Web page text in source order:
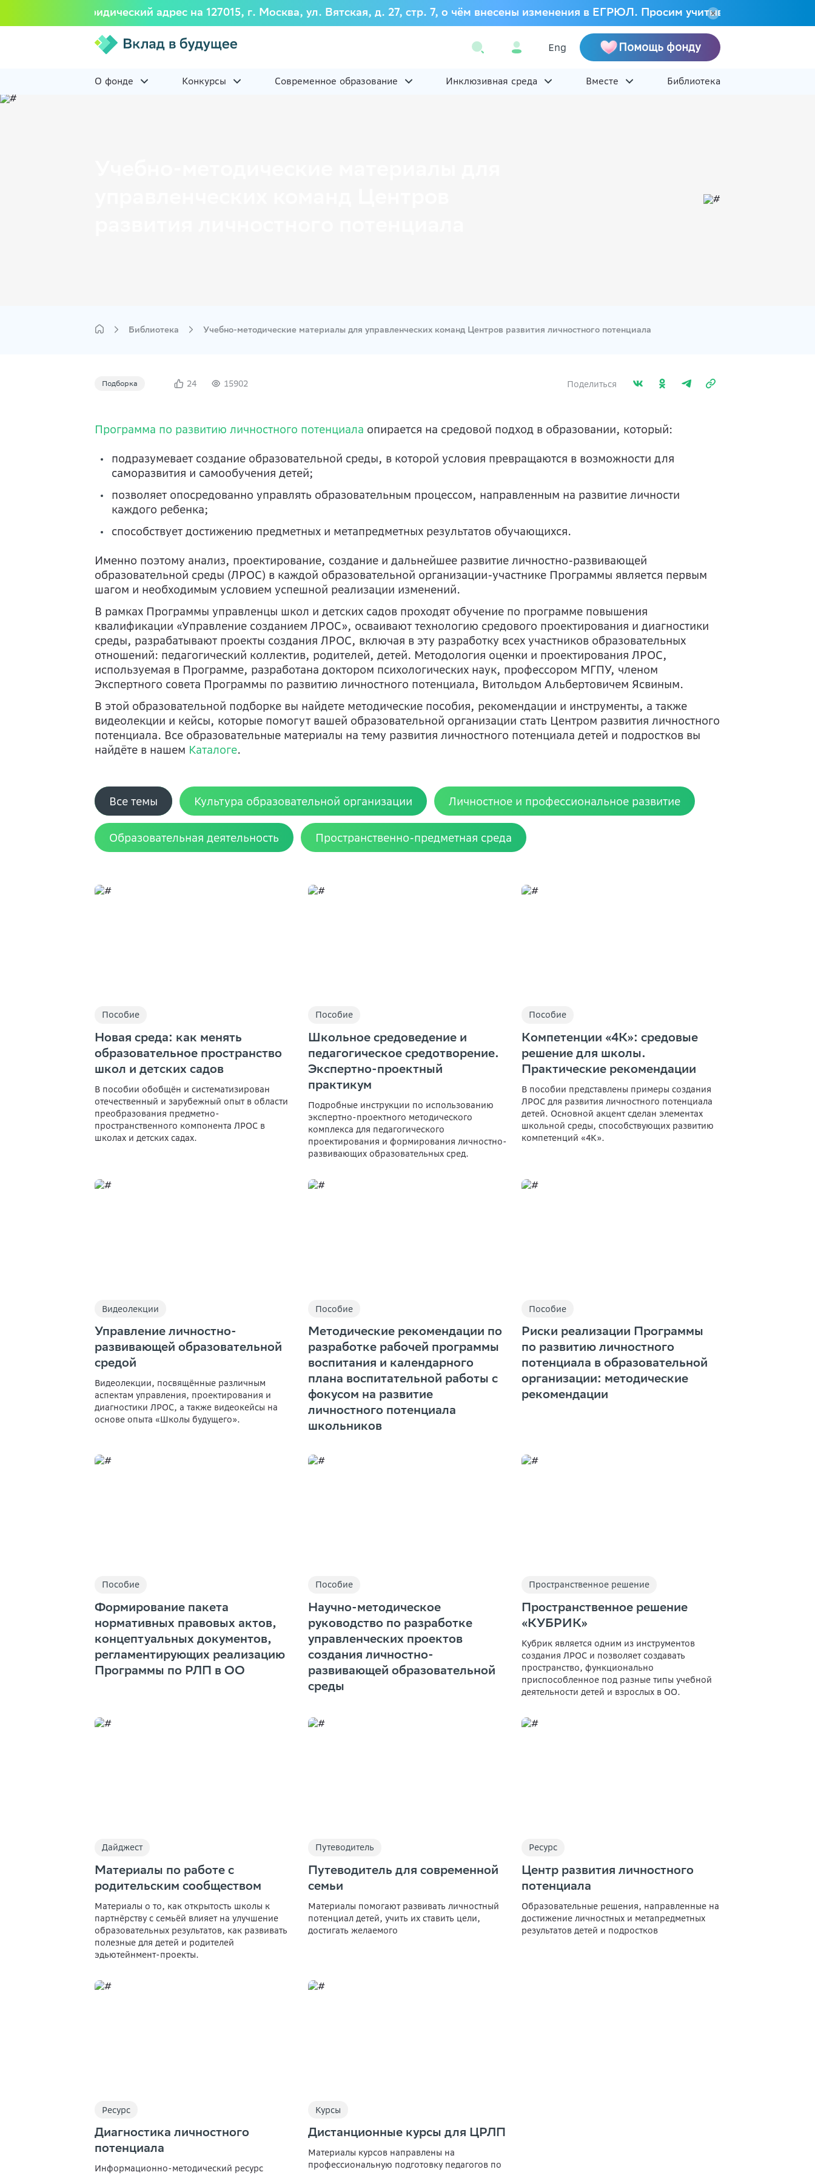
изменил юридический адрес на 127015, г. Москва, ул. Вятская, д. 27, стр. 7, о чём внесены изменения в ЕГРЮЛ. Просим учитывать это при
Eng Помощь фонду
О фонде Конкурсы Современное образование Инклюзивная среда Вместе Библиотека
Библиотека Учебно-методические материалы для управленческих команд Центров развития личностного потенциала
Подборка 24 15902 Поделиться
Программа по развитию личностного потенциала опирается на средовой подход в образовании, который:
подразумевает создание образовательной среды, в которой условия превращаются в возможности для
саморазвития и самообучения детей;
позволяет опосредованно управлять образовательным процессом, направленным на развитие личности
каждого ребенка;
способствует достижению предметных и метапредметных результатов обучающихся.
Именно поэтому анализ, проектирование, создание и дальнейшее развитие личностно-развивающей
образовательной среды (ЛРОС) в каждой образовательной организации-участнике Программы является первым
шагом и необходимым условием успешной реализации изменений.
В рамках Программы управленцы школ и детских садов проходят обучение по программе повышения
квалификации «Управление созданием ЛРОС», осваивают технологию средового проектирования и диагностики
среды, разрабатывают проекты создания ЛРОС, включая в эту разработку всех участников образовательных
отношений: педагогический коллектив, родителей, детей. Методология оценки и проектирования ЛРОС,
используемая в Программе, разработана доктором психологических наук, профессором МГПУ, членом
Экспертного совета Программы по развитию личностного потенциала, Витольдом Альбертовичем Ясвиным.
В этой образовательной подборке вы найдете методические пособия, рекомендации и инструменты, а также
видеолекции и кейсы, которые помогут вашей образовательной организации стать Центром развития личностного
потенциала. Все образовательные материалы на тему развития личностного потенциала детей и подростков вы
найдёте в нашем Каталоге.
Все темы Культура образовательной организации Личностное и профессиональное развитие
Образовательная деятельность Пространственно-предметная среда
Пособие
Новая среда: как менять
образовательное пространство
школ и детских садов
В пособии обобщён и систематизирован
отечественный и зарубежный опыт в области
преобразования предметно-
пространственного компонента ЛРОС в
школах и детских садах.
Пособие
Школьное средоведение и
педагогическое средотворение.
Экспертно-проектный
практикум
Подробные инструкции по использованию
экспертно-проектного методического
комплекса для педагогического
проектирования и формирования личностно-
развивающих образовательных сред.
Пособие
Компетенции «4К»: средовые
решение для школы.
Практические рекомендации
В пособии представлены примеры создания
ЛРОС для развития личностного потенциала
детей. Основной акцент сделан элементах
школьной среды, способствующих развитию
компетенций «4К».
Видеолекции
Управление личностно-
развивающей образовательной
средой
Видеолекции, посвящённые различным
аспектам управления, проектирования и
диагностики ЛРОС, а также видеокейсы на
основе опыта «Школы будущего».
Пособие
Методические рекомендации по
разработке рабочей программы
воспитания и календарного
плана воспитательной работы с
фокусом на развитие
личностного потенциала
школьников
Пособие
Риски реализации Программы
по развитию личностного
потенциала в образовательной
организации: методические
рекомендации
Пособие
Формирование пакета
нормативных правовых актов,
концептуальных документов,
регламентирующих реализацию
Программы по РЛП в ОО
Пособие
Научно-методическое
руководство по разработке
управленческих проектов
создания личностно-
развивающей образовательной
среды
Пространственное решение
Пространственное решение
«КУБРИК»
Кубрик является одним из инструментов
создания ЛРОС и позволяет создавать
пространство, функционально
приспособленное под разные типы учебной
деятельности детей и взрослых в ОО.
Дайджест
Материалы по работе с
родительским сообществом
Материалы о то, как открытость школы к
партнёрству с семьёй влияет на улучшение
образовательных результатов, как развивать
полезные для детей и родителей
эдьютейнмент-проекты.
Путеводитель
Путеводитель для современной
семьи
Материалы помогают развивать личностный
потенциал детей, учить их ставить цели,
достигать желаемого
Ресурс
Центр развития личностного
потенциала
Образовательные решения, направленные на
достижение личностных и метапредметных
результатов детей и подростков
Ресурс
Диагностика личностного
потенциала
Информационно-методический ресурс
Курсы
Дистанционные курсы для ЦРЛП
Материалы курсов направлены на
профессиональную подготовку педагогов по